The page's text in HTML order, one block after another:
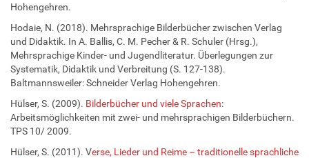
Hohengehren.
Hodaie, N. (2018). Mehrsprachige Bilderbücher zwischen Verlag
und Didaktik. In A. Ballis, C. M. Pecher & R. Schuler (Hrsg.),
Mehrsprachige Kinder- und Jugendliteratur. Überlegungen zur
Systematik, Didaktik und Verbreitung (S. 127-138).
Baltmannsweiler: Schneider Verlag Hohengehren.
Hülser, S. (2009). Bilderbücher und viele Sprachen:
Arbeitsmöglichkeiten mit zwei- und mehrsprachigen Bilderbüchern.
TPS 10/ 2009.
Hülser, S. (2011). Verse, Lieder und Reime – traditionelle sprachliche